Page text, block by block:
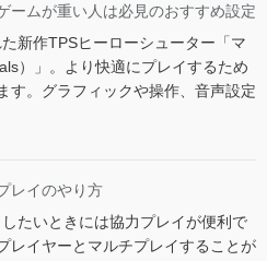
ームが重い人は必見のおすすめ設定
新作TPSヒーローシューター「マ
）」。より快適にプレイするため
す。グラフィックや操作、音声設定
レイのやり方
たいときには協力プレイが便利で
レイヤーとマルチプレイすることが